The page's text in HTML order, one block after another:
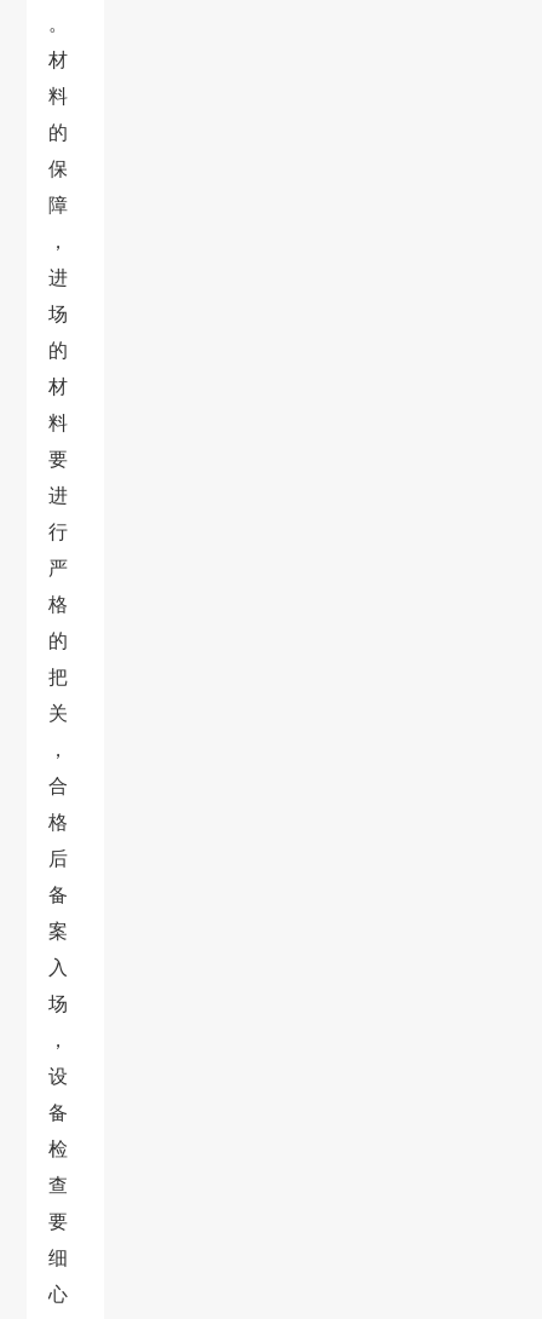
。
材
料
的
保
障
，
进
场
的
材
料
要
进
行
严
格
的
把
关
，
合
格
后
备
案
入
场
，
设
备
检
查
要
细
心